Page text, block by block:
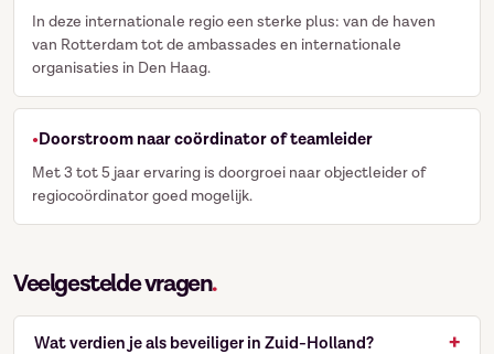
In deze internationale regio een sterke plus: van de haven
van Rotterdam tot de ambassades en internationale
organisaties in Den Haag.
Doorstroom naar coördinator of teamleider
Met 3 tot 5 jaar ervaring is doorgroei naar objectleider of
regiocoördinator goed mogelijk.
Veelgestelde vragen.
Wat verdien je als beveiliger in Zuid-Holland?